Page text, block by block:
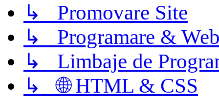
↳ Promovare Site
↳ Programare &
↳ Limbaje de
↳ 🌐 HTML & CSS